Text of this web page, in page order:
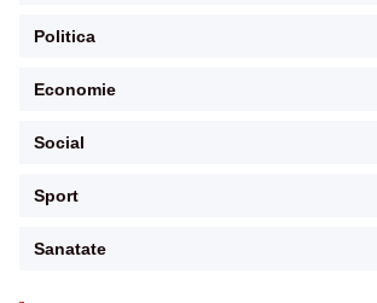
Politica
Economie
Social
Sport
Sanatate